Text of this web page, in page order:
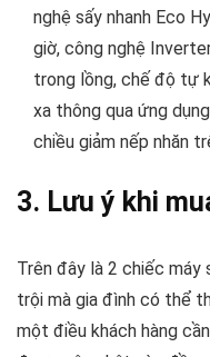
nghệ sấy nhanh Eco
giờ, công nghệ
trong lồng, chế độ tự
xa thông qua ứng
chiều giảm nếp nhăn
3. Lưu ý khi
Trên đây là 2 chiếc máy
trội mà gia đình có thể
một điều khách hàng